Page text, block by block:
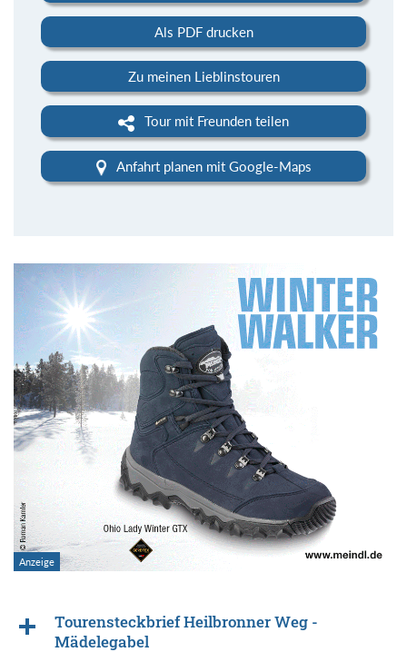
Als PDF drucken
Zu meinen Lieblinstouren
Tour mit Freunden teilen
Anfahrt planen mit Google-Maps
Tourensteckbrief Heilbronner Weg -
Mädelegabel